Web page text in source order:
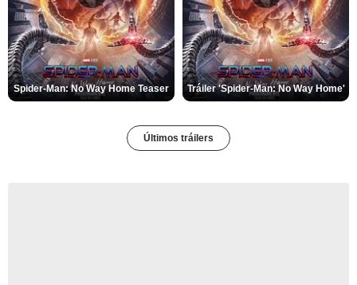
Spider-Man: No Way Home Teaser Tráiler 'Spider-Man: No Way Home'
Últimos tráilers